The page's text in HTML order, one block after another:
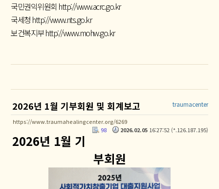
국민권익위원회 http://www.acrc.go.kr
국세청 http://www.nts.go.kr
보건복지부http://www.mohw.go.kr
2026년 1월 기부회원 및 회계보고 traumacenter
https://www.traumahealingcenter.org/6269
2026.02.0516:27:52 (*.126.187.195)
98
2026년 1월 기
부회원